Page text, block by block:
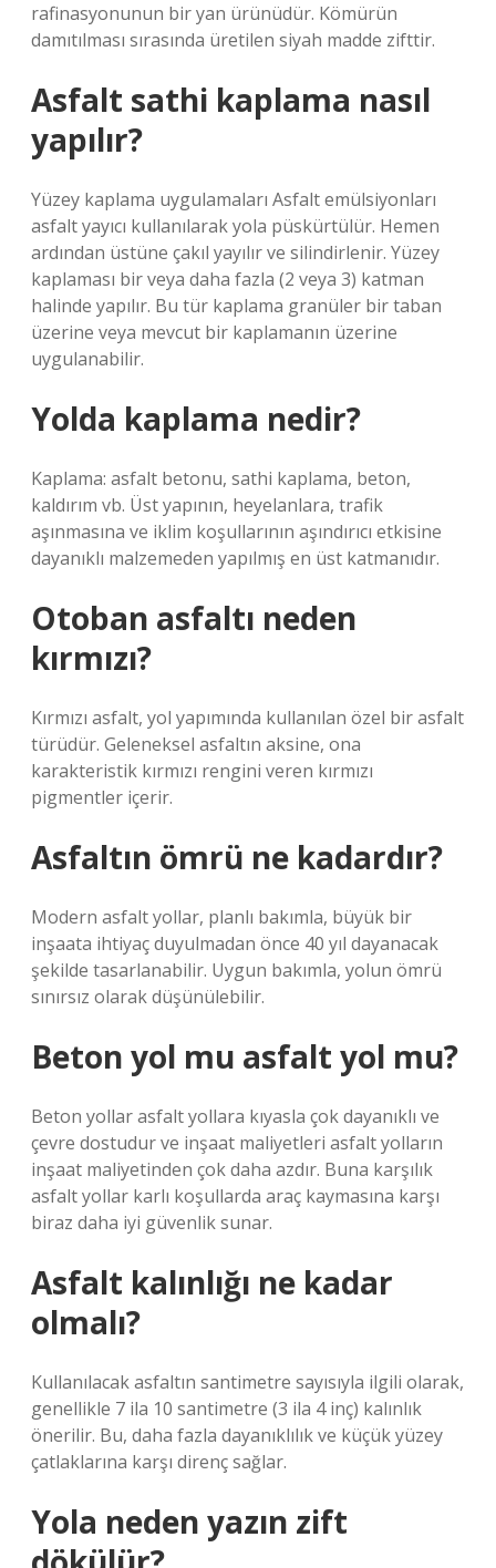
rafinasyonunun bir yan ürünüdür. Kömürün
damıtılması sırasında üretilen siyah madde zifttir.
Asfalt sathi kaplama nasıl
yapılır?
Yüzey kaplama uygulamaları Asfalt emülsiyonları
asfalt yayıcı kullanılarak yola püskürtülür. Hemen
ardından üstüne çakıl yayılır ve silindirlenir. Yüzey
kaplaması bir veya daha fazla (2 veya 3) katman
halinde yapılır. Bu tür kaplama granüler bir taban
üzerine veya mevcut bir kaplamanın üzerine
uygulanabilir.
Yolda kaplama nedir?
Kaplama: asfalt betonu, sathi kaplama, beton,
kaldırım vb. Üst yapının, heyelanlara, trafik
aşınmasına ve iklim koşullarının aşındırıcı etkisine
dayanıklı malzemeden yapılmış en üst katmanıdır.
Otoban asfaltı neden
kırmızı?
Kırmızı asfalt, yol yapımında kullanılan özel bir asfalt
türüdür. Geleneksel asfaltın aksine, ona
karakteristik kırmızı rengini veren kırmızı
pigmentler içerir.
Asfaltın ömrü ne kadardır?
Modern asfalt yollar, planlı bakımla, büyük bir
inşaata ihtiyaç duyulmadan önce 40 yıl dayanacak
şekilde tasarlanabilir. Uygun bakımla, yolun ömrü
sınırsız olarak düşünülebilir.
Beton yol mu asfalt yol mu?
Beton yollar asfalt yollara kıyasla çok dayanıklı ve
çevre dostudur ve inşaat maliyetleri asfalt yolların
inşaat maliyetinden çok daha azdır. Buna karşılık
asfalt yollar karlı koşullarda araç kaymasına karşı
biraz daha iyi güvenlik sunar.
Asfalt kalınlığı ne kadar
olmalı?
Kullanılacak asfaltın santimetre sayısıyla ilgili olarak,
genellikle 7 ila 10 santimetre (3 ila 4 inç) kalınlık
önerilir. Bu, daha fazla dayanıklılık ve küçük yüzey
çatlaklarına karşı direnç sağlar.
Yola neden yazın zift